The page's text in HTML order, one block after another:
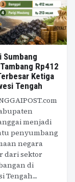
Sumbang
Rp412
Ketiga
Tengah
menjadi
penyumbang
negara
dari sektor
di
Tengah....